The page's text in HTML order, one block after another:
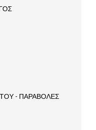
- ΠΑΡΑΒΟΛΕΣ